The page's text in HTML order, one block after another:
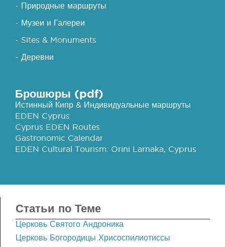
- Природные маршруты
- Музеи и Галереи
- Sites & Monuments
- Деревни
Брошюры (pdf)
Истинный Кипр & Индивидуальные маршруты
EDEN Cyprus
Cyprus EDEN Routes
Gastronomic Calendar
EDEN Cultural Tourism: Orini Larnaka, Cyprus
Статьи по Теме
Церковь Святого Андроника
Церковь Богородицы Хрисоспилиотиссы